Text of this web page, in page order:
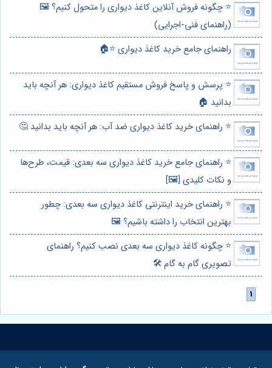
⭐️ چگونه فروش آنلاین کاغذ دیواری را متحول کنیم؟ 🖼️
(راهنمای فنی-اجرایی)
راهنمای جامع خرید کاغذ دیواری ⭐️🏠
⭐️ پرسش و پاسخ فروش مستقیم کاغذ دیواری: هر آنچه باید
بدانید 🏠
⭐️ راهنمای خرید کاغذ دیواری ضد آب: هر آنچه باید بدانید 🤔
⭐️ راهنمای جامع خرید کاغذ دیواری سه بعدی: قیمت، طرح‌ها
و نکات کلیدی [🖼️]
⭐️ راهنمای خرید اینترنتی کاغذ دیواری سه بعدی: چطور
بهترین انتخاب را داشته باشیم؟ 🖼️
⭐️ چگونه کاغذ دیواری سه بعدی نصب کنیم؟ راهنمای
تصویری گام به گام 🛠️